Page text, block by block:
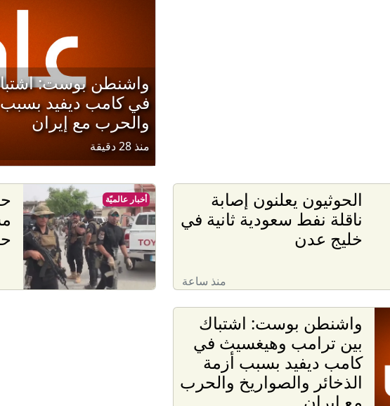
واشنطن بوست:
في كامب ديفيد بسبب
والحرب مع إيران
منذ 28 دقيقة
الحوثيون يعلنون إصابة
ناقلة نفط سعودية ثانية في
خليج عدن
منذ ساعة
أخبار عالميّة
واشنطن بوست: اشتباك
بين ترامب وهيغسيث في
كامب ديفيد بسبب أزمة
الذخائر والصواريخ والحرب
مع إيران